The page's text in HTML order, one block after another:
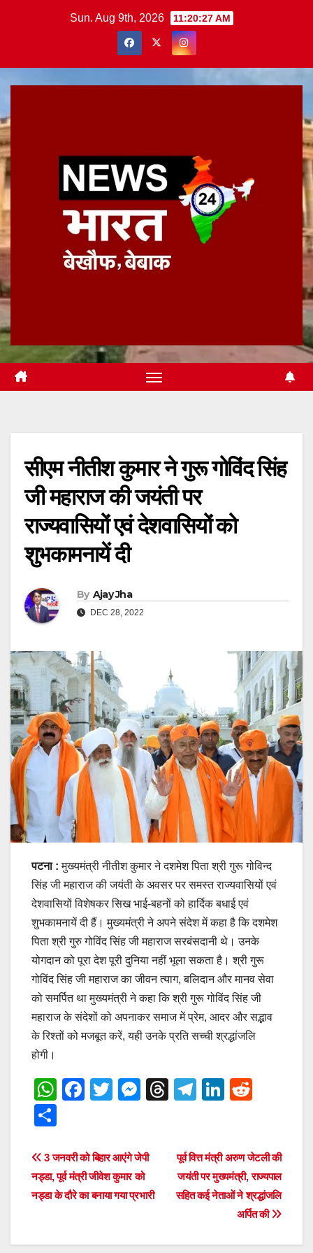
Sun. Aug 9th, 2026 11:20:27 AM
सीएम नीतीश कुमार ने गुरू गोविंद सिंह
जी महाराज की जयंती पर
राज्यवासियों एवं देशवासियों को
शुभकामनायें दी
By Ajay Jha
DEC 28, 2022
पटना : मुख्यमंत्री नीतीश कुमार ने दशमेश पिता श्री गुरू गोविन्द
सिंह जी महाराज की जयंती के अवसर पर समस्त राज्यवासियों एवं
देशवासियों विशेषकर सिख भाई-बहनों को हार्दिक बधाई एवं
शुभकामनायें दी हैं। मुख्यमंत्री ने अपने संदेश में कहा है कि दशमेश
पिता श्री गुरु गोविंद सिंह जी महाराज सरबंसदानी थे। उनके
योगदान को पूरा देश पूरी दुनिया नहीं भूला सकता है। श्री गुरू
गोविंद सिंह जी महाराज का जीवन त्याग, बलिदान और मानव सेवा
को समर्पित था मुख्यमंत्री ने कहा कि श्री गुरू गोविंद सिंह जी
महाराज के संदेशों को अपनाकर समाज में प्रेम, आदर और सद्भाव
के रिश्तों को मजबूत करें, यही उनके प्रति सच्ची श्रद्धांजलि
होगी।
W
s
A
p
F
e
b
o
k
T
er
M
e
n
g
T
a
d
s
T
gr
a
m
Li
e
dI
n
di
t
ar
e
Post
navigation
पूर्व वित्त मंत्री अरुण जेटली की
जयंती पर मुख्यमंत्री, राज्यपाल
सहित कई नेताओं ने श्रद्धांजलि
अर्पित की
3 जनवरी को बिहार आएंगे जेपी
नड्डा, पूर्व मंत्री जीवेश कुमार को
नड्डा के दौरे का बनाया गया प्रभारी